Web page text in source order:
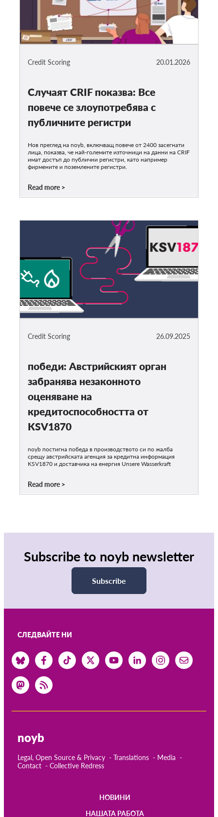
20.01.2026
Credit Scoring
Случаят CRIF показва: Все
повече се злоупотребява с
публичните регистри
Нов преглед на noyb, включващ повече от 2400 засегнати
лица, показва, че най-големите източници на данни на CRIF
имат достъп до публични регистри, като например
фирмените и поземлените регистри.
Read more
26.09.2025
Credit Scoring
победи: Австрийският орган
забранява незаконното
оценяване на
кредитоспособността от
KSV1870
noyb постигна победа в производството си по жалба
срещу австрийската агенция за кредитна информация
KSV1870 и доставчика на енергия Unsere Wasserkraft
Read more
Subscribe to noyb newsletter
Subscribe
СЛЕДВАЙТЕ НИ
noyb
Legal, Open Source & Privacy Translations
Media
Contact
Collective Redress
НОВИНИ
НАШАТА РАБОТА